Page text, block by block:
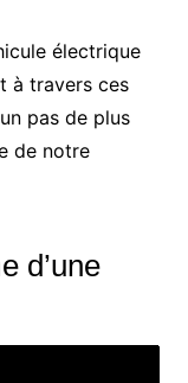
électrique
à travers ces
pas de plus
de notre
d’une